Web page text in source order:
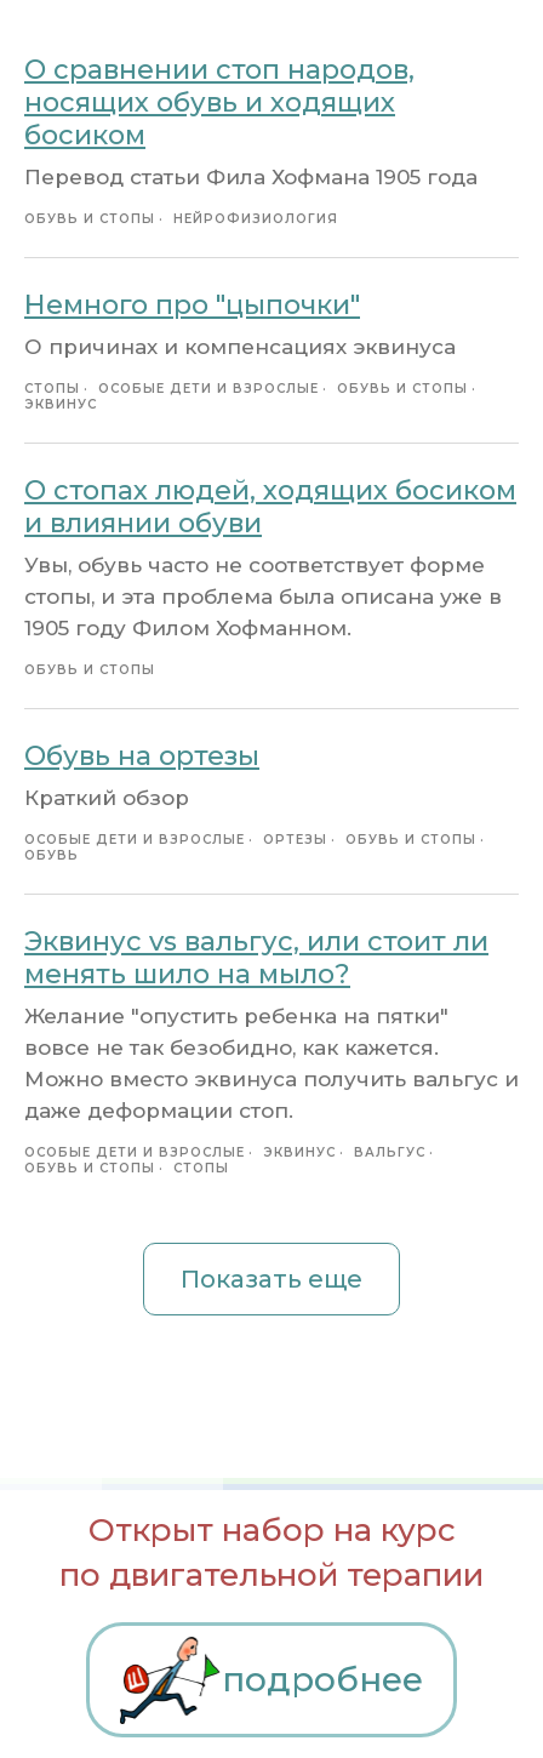
О сравнении стоп народов,
носящих обувь и ходящих
босиком
Перевод статьи Фила Хофмана 1905 года
ОБУВЬ И СТОПЫ НЕЙРОФИЗИОЛОГИЯ
Немного про "цыпочки"
О причинах и компенсациях эквинуса
СТОПЫ ОСОБЫЕ ДЕТИ И ВЗРОСЛЫЕ
ОБУВЬ И СТОПЫ
ЭКВИНУС
О стопах людей, ходящих босиком
и влиянии обуви
Увы, обувь часто не соответствует форме
стопы, и эта проблема была описана уже в
1905 году Филом Хофманном.
ОБУВЬ И СТОПЫ
Обувь на ортезы
Краткий обзор
ОСОБЫЕ ДЕТИ И ВЗРОСЛЫЕ ОРТЕЗЫ
ОБУВЬ И СТОПЫ
ОБУВЬ
Эквинус vs вальгус, или стоит ли
менять шило на мыло?
Желание "опустить ребенка на пятки"
вовсе не так безобидно, как кажется.
Можно вместо эквинуса получить вальгус и
даже деформации стоп.
ОСОБЫЕ ДЕТИ И ВЗРОСЛЫЕ ЭКВИНУС
ВАЛЬГУС
ОБУВЬ И СТОПЫ
СТОПЫ
Показать еще
Открыт набор на курс
по двигательной терапии
подробнее